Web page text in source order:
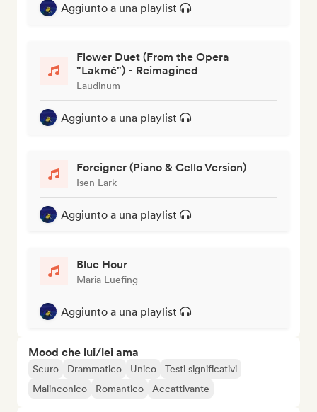
Aggiunto a una playlist
Flower Duet (From the Opera
"Lakmé") - Reimagined
Laudinum
Aggiunto a una playlist
Foreigner (Piano & Cello Version)
Isen Lark
Aggiunto a una playlist
Blue Hour
Maria Luefing
Aggiunto a una playlist
Mood che lui/lei ama
Scuro Drammatico Unico
Testi significativi
Malinconico
Romantico Accattivante